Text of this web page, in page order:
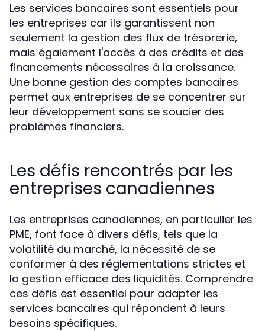
Les services bancaires sont essentiels pour
les entreprises car ils garantissent non
seulement la gestion des flux de trésorerie,
mais également l'accès à des crédits et des
financements nécessaires à la croissance.
Une bonne gestion des comptes bancaires
permet aux entreprises de se concentrer sur
leur développement sans se soucier des
problèmes financiers.
Les défis rencontrés par les
entreprises canadiennes
Les entreprises canadiennes, en particulier les
PME, font face à divers défis, tels que la
volatilité du marché, la nécessité de se
conformer à des réglementations strictes et
la gestion efficace des liquidités. Comprendre
ces défis est essentiel pour adapter les
services bancaires qui répondent à leurs
besoins spécifiques.